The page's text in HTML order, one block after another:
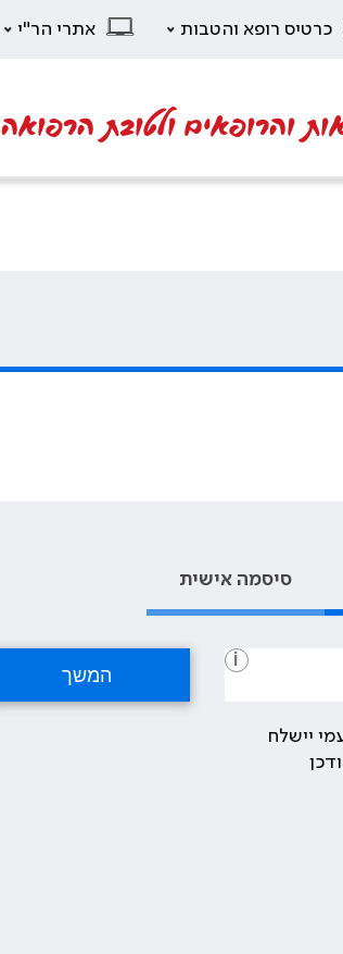
כרטיס רופא והטבות אתרי הר"י
והרופאים ולטובת הרפואה
סיסמה אישית
i
יישלח